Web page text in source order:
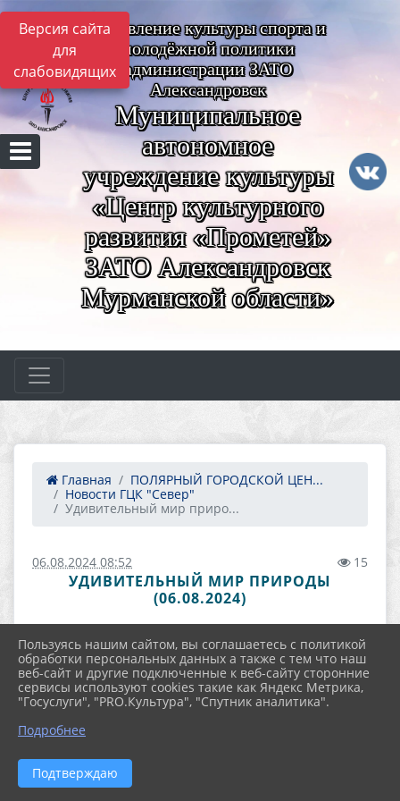
Версия сайта
для
слабовидящих
Управление культуры спорта и
молодёжной политики
администрации ЗАТО
Александровск
Муниципальное
автономное
учреждение культуры
«Центр культурного
развития «Прометей»
ЗАТО Александровск
Мурманской области»
Главная
ПОЛЯРНЫЙ ГОРОДСКОЙ ЦЕН...
Новости ГЦК "Север"
Удивительный мир приро...
06.08.2024 08:52 15
УДИВИТЕЛЬНЫЙ МИР ПРИРОДЫ
(06.08.2024)
Пользуясь нашим сайтом, вы соглашаетесь с политикой
обработки персональных данных а также с тем что наш
веб-сайт и другие подключенные к веб-сайту сторонние
сервисы используют cookies такие как Яндекс Метрика,
"Госуслуги", "PRO.Культура", "Спутник аналитика".
Подробнее
Подтверждаю